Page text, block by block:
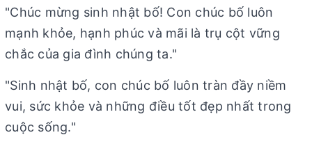
"Chúc mừng sinh nhật bố! Con chúc bố luôn
mạnh khỏe, hạnh phúc và mãi là trụ cột vững
chắc của gia đình chúng ta."
"Sinh nhật bố, con chúc bố luôn tràn đầy niềm
vui, sức khỏe và những điều tốt đẹp nhất trong
cuộc sống."